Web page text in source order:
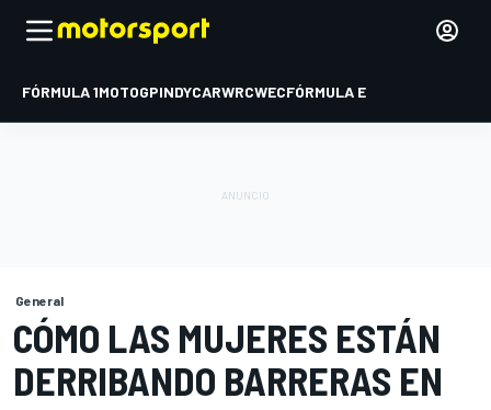
FÓRMULA 1MOTOGPINDYCARWRCWECFÓRMULA E
General
CÓMO LAS MUJERES ESTÁN
DERRIBANDO BARRERAS EN